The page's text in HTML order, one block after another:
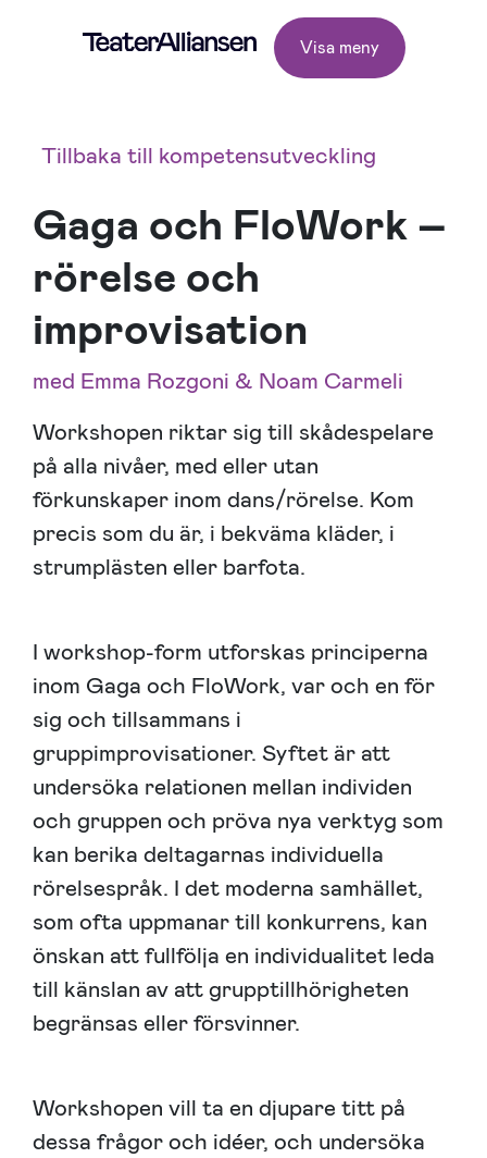
Visa meny
Tillbaka till kompetensutveckling
Gaga och FloWork –
rörelse och
improvisation
med Emma Rozgoni & Noam Carmeli
Workshopen riktar sig till skådespelare
på alla nivåer, med eller utan
förkunskaper inom dans/rörelse. Kom
precis som du är, i bekväma kläder, i
strumplästen eller barfota.
I workshop-form utforskas principerna
inom Gaga och FloWork, var och en för
sig och tillsammans i
gruppimprovisationer. Syftet är att
undersöka relationen mellan individen
och gruppen och pröva nya verktyg som
kan berika deltagarnas individuella
rörelsespråk. I det moderna samhället,
som ofta uppmanar till konkurrens, kan
önskan att fullfölja en individualitet leda
till känslan av att grupptillhörigheten
begränsas eller försvinner.
Workshopen vill ta en djupare titt på
dessa frågor och idéer, och undersöka